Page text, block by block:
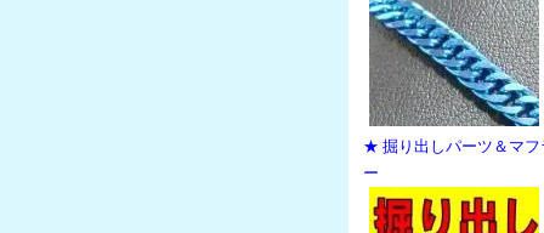
★ 掘り出しパーツ＆マフ
ー